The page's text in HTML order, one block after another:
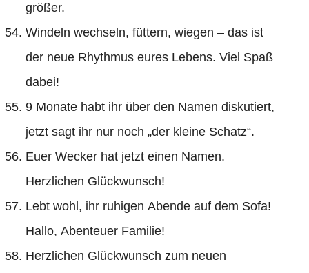
größer.
Windeln wechseln, füttern, wiegen – das ist
der neue Rhythmus eures Lebens. Viel Spaß
dabei!
9 Monate habt ihr über den Namen diskutiert,
jetzt sagt ihr nur noch „der kleine Schatz“.
Euer Wecker hat jetzt einen Namen.
Herzlichen Glückwunsch!
Lebt wohl, ihr ruhigen Abende auf dem Sofa!
Hallo, Abenteuer Familie!
Herzlichen Glückwunsch zum neuen